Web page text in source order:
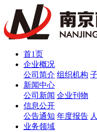
首1页
企业概况
公司简介 组织机构
新闻中心
公司新闻 企业刊物
信息公开
公告通知 年度报告
业务领域